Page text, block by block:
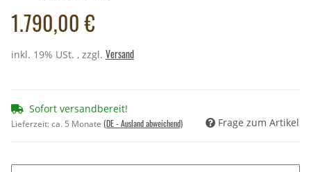
1.790,00 €
inkl. 19% USt. , zzgl. Versand
Sofort versandbereit!
Lieferzeit:ca. 5 Monate (DE - Ausland abweichend) Frage zum Artikel